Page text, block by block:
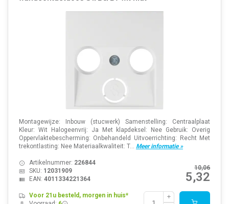
Montagewijze: Inbouw (stucwerk) Samenstelling: Centraalplaat
Kleur: Wit Halogeenvrij: Ja Met klapdeksel: Nee Gebruik: Overig
Oppervlaktebescherming: Onbehandeld Uitvoerrichting: Recht Met
trekontlasting: Nee Materiaalkwaliteit: T... Meer informatie »
10,06
5,32
Artikelnummer: 226844
SKU: 12031909
EAN: 4011334221364
Voor 21u besteld, morgen in huis*